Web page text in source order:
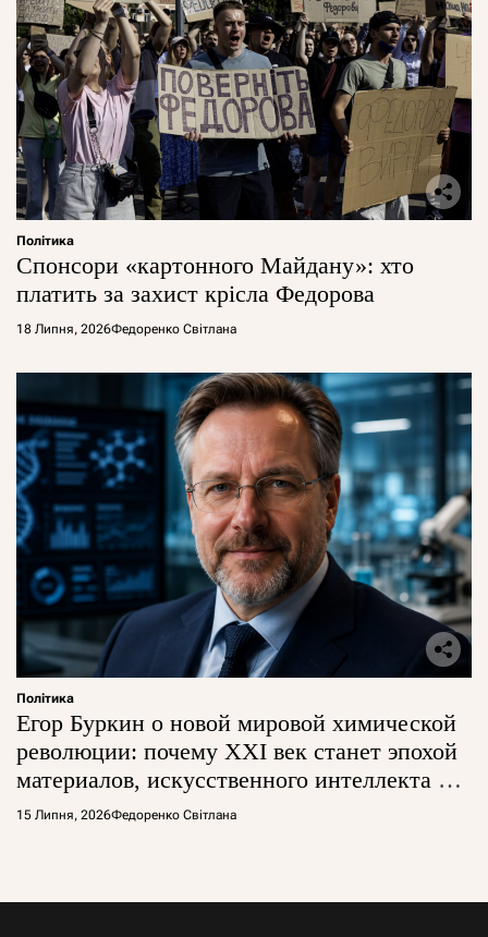
Політика
Спонсори «картонного Майдану»: хто
платить за захист крісла Федорова
18 Липня, 2026Федоренко Світлана
Політика
Егор Буркин о новой мировой химической
революции: почему XXI век станет эпохой
материалов, искусственного интеллекта и
глобальной борьбы за технологии
15 Липня, 2026Федоренко Світлана